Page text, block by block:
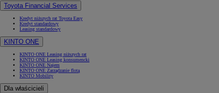
Toyota Financial Services
Kredyt niższych rat Toyota Easy
Kredyt standardowy
Leasing standardowy
KINTO ONE
KINTO ONE Leasing niższych rat
KINTO ONE Leasing konsumencki
KINTO ONE Najem
KINTO ONE Zarządzanie flotą
KINTO Mobility
Dla właścicieli